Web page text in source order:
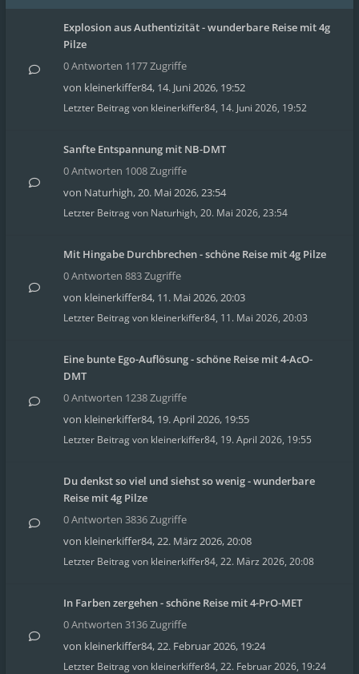
Explosion aus Authentizität - wunderbare Reise mit 4g
Pilze
0 Antworten 1177 Zugriffe
von kleinerkiffer84, 14. Juni 2026, 19:52
Letzter Beitrag von kleinerkiffer84, 14. Juni 2026, 19:52
Sanfte Entspannung mit NB-DMT
0 Antworten 1008 Zugriffe
von Naturhigh,20. Mai 2026, 23:54
Letzter Beitrag von Naturhigh, 20. Mai 2026, 23:54
Mit Hingabe Durchbrechen - schöne Reise mit 4g Pilze
0 Antworten 883 Zugriffe
von kleinerkiffer84, 11. Mai 2026, 20:03
Letzter Beitrag von kleinerkiffer84, 11. Mai 2026, 20:03
Eine bunte Ego-Auflösung - schöne Reise mit 4-AcO-
DMT
0 Antworten 1238 Zugriffe
von kleinerkiffer84, 19. April 2026, 19:55
Letzter Beitrag von kleinerkiffer84, 19. April 2026, 19:55
Du denkst so viel und siehst so wenig - wunderbare
Reise mit 4g Pilze
0 Antworten 3836 Zugriffe
von kleinerkiffer84,22. März 2026, 20:08
Letzter Beitrag von kleinerkiffer84, 22. März 2026, 20:08
In Farben zergehen - schöne Reise mit 4-PrO-MET
0 Antworten 3136 Zugriffe
von kleinerkiffer84,22. Februar 2026, 19:24
Letzter Beitrag von kleinerkiffer84, 22. Februar 2026, 19:24